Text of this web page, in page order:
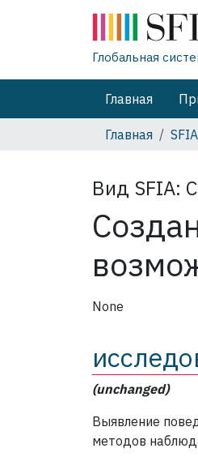
Глобальная
Главная
Главная
Вид SFIA:
None
(unchanged)
Выявление
методов